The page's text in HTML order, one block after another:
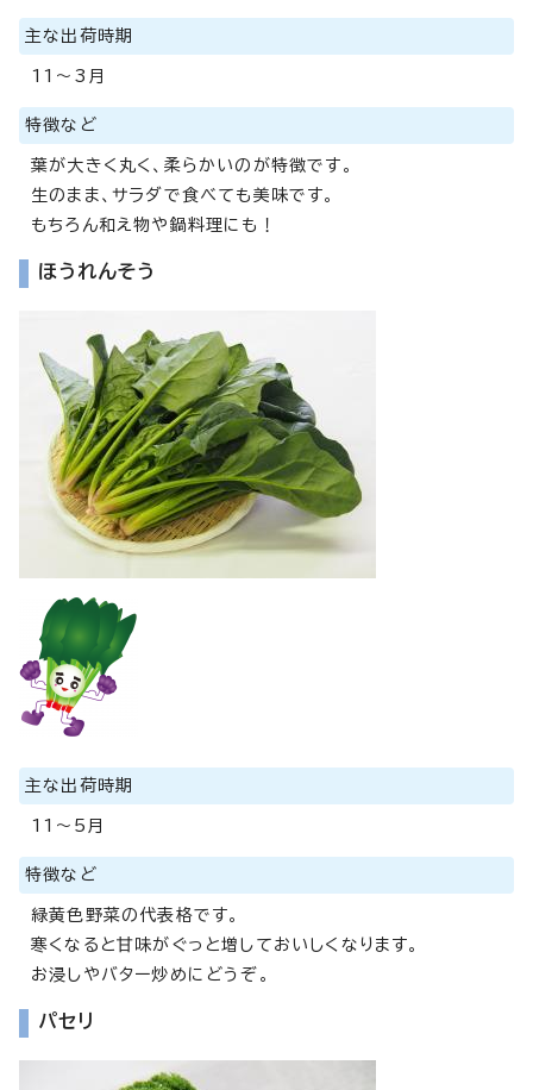
主な出荷時期
11～3月
特徴など
葉が大きく丸く、柔らかいのが特徴です。
生のまま、サラダで食べても美味です。
もちろん和え物や鍋料理にも！
ほうれんそう
主な出荷時期
11～5月
特徴など
緑黄色野菜の代表格です。
寒くなると甘味がぐっと増しておいしくなります。
お浸しやバター炒めにどうぞ。
パセリ